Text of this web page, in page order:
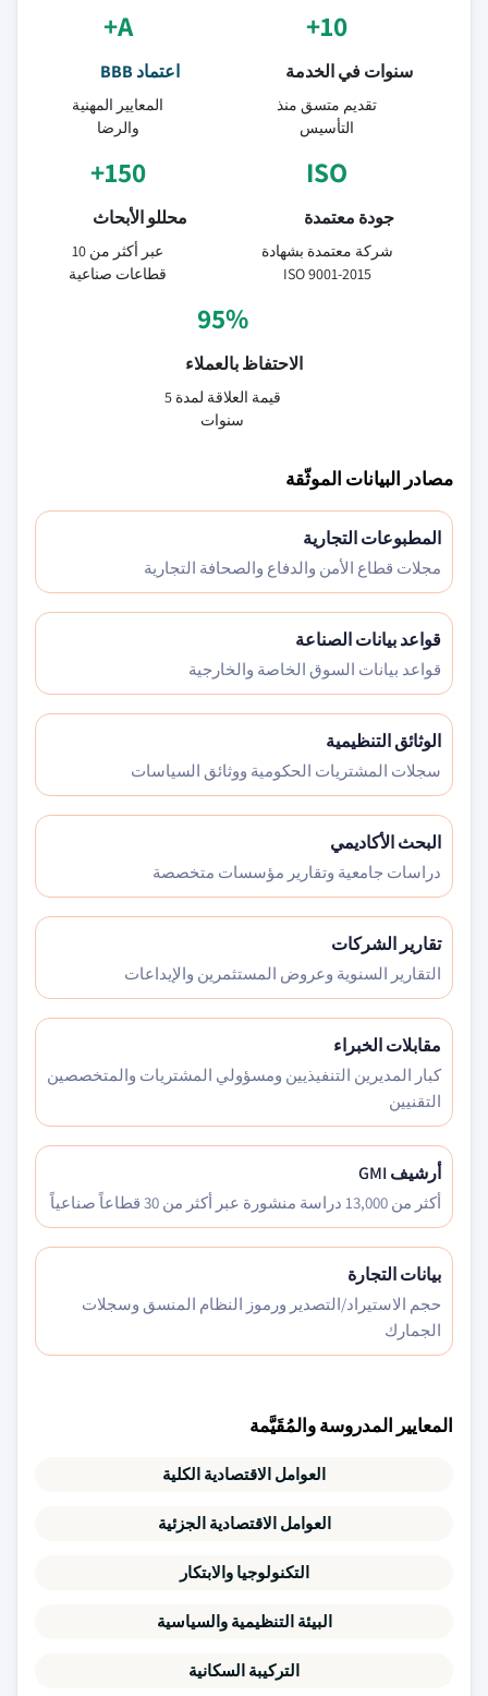
10+
سنوات في الخدمة
تقديم متسق منذ
التأسيس
A+
اعتماد BBB
المعايير المهنية
والرضا
ISO
جودة معتمدة
شركة معتمدة بشهادة
ISO 9001-2015
150+
محللو الأبحاث
عبر أكثر من 10
قطاعات صناعية
95%
الاحتفاظ بالعملاء
قيمة العلاقة لمدة 5
سنوات
مصادر البيانات الموثّقة
المطبوعات التجارية
مجلات قطاع الأمن والدفاع والصحافة التجارية
قواعد بيانات الصناعة
قواعد بيانات السوق الخاصة والخارجية
الوثائق التنظيمية
سجلات المشتريات الحكومية ووثائق السياسات
البحث الأكاديمي
دراسات جامعية وتقارير مؤسسات متخصصة
تقارير الشركات
التقارير السنوية وعروض المستثمرين والإيداعات
مقابلات الخبراء
كبار المديرين التنفيذيين ومسؤولي المشتريات والمتخصصين
التقنيين
أرشيف GMI
أكثر من 13,000 دراسة منشورة عبر أكثر من 30 قطاعاً صناعياً
بيانات التجارة
حجم الاستيراد/التصدير ورموز النظام المنسق وسجلات
الجمارك
المعايير المدروسة والمُقَيَّمة
العوامل الاقتصادية الكلية
العوامل الاقتصادية الجزئية
التكنولوجيا والابتكار
البيئة التنظيمية والسياسية
التركيبة السكانية